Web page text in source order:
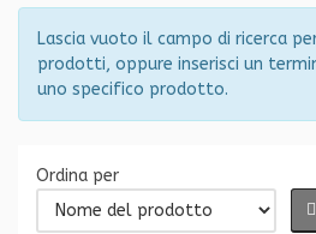
Lascia vuoto il campo di ricerca
prodotti, oppure inserisci un
uno specifico prodotto.
Ordina per